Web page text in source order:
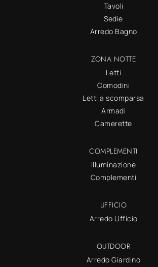
Tavoli
Sedie
Arredo Bagno
ZONA NOTTE
Letti
Comodini
Letti a scomparsa
Armadi
Camerette
COMPLEMENTI
Illuminazione
Complementi
UFFICIO
Arredo Ufficio
OUTDOOR
Arredo Giardino